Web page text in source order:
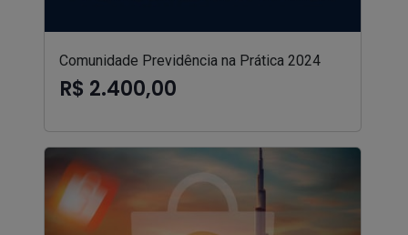
Comunidade Previdência na Prática 2024
R$ 2.400,00